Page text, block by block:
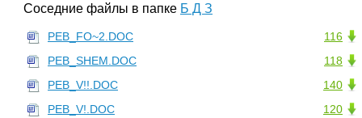
Соседние файлы в папке Б Д З
116
PEB_FO~2.DOC
118
PEB_SHEM.DOC
140
PEB_V!!.DOC
120
PEB_V!.DOC